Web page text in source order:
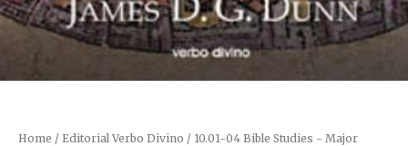
Home / Editorial Verbo Divino / 10.01-04 Bible Studies - Major